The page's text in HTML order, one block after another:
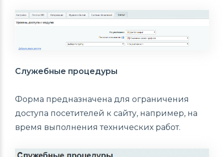
Служебные процедуры
Форма предназначена для ограничения
доступа посетителей к сайту, например, на
время выполнения технических работ.